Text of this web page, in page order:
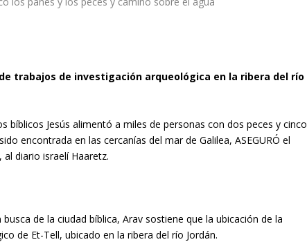
trabajos de investigación arqueológica en la ribera del río
bíblicos Jesús alimentó a miles de personas con dos peces y cinco
encontrada en las cercanías del mar de Galilea, ASEGURÓ el
diario israelí Haaretz.
de la ciudad bíblica, Arav sostiene que la ubicación de la
de Et-Tell, ubicado en la ribera del río Jordán.